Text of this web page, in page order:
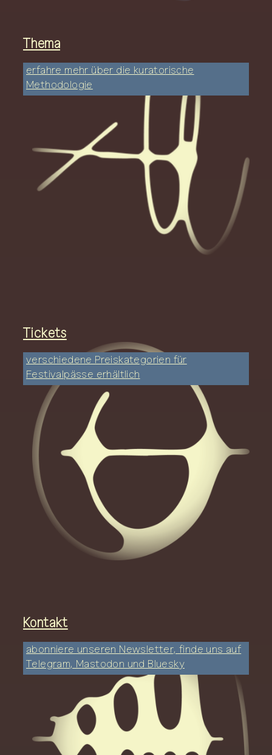
Thema
erfahre mehr über die kuratorische
Methodologie
Tickets
verschiedene Preiskategorien für
Festivalpässe erhältlich
Kontakt
abonniere unseren Newsletter, finde uns auf
Telegram, Mastodon und Bluesky